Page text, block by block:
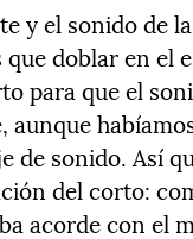
y el sonido de
doblar en el
para que el
de sonido. Así
del corto:
acorde con el